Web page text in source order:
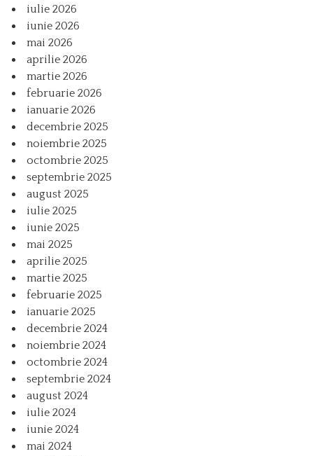
iulie 2026
iunie 2026
mai 2026
aprilie 2026
martie 2026
februarie 2026
ianuarie 2026
decembrie 2025
noiembrie 2025
octombrie 2025
septembrie 2025
august 2025
iulie 2025
iunie 2025
mai 2025
aprilie 2025
martie 2025
februarie 2025
ianuarie 2025
decembrie 2024
noiembrie 2024
octombrie 2024
septembrie 2024
august 2024
iulie 2024
iunie 2024
mai 2024